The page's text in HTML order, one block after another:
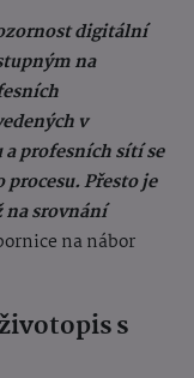
digitální
na
v
profesních sítí se
Přesto je
na srovnání
na nábor
s